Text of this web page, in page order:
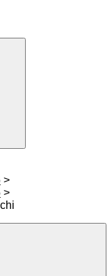
>
>